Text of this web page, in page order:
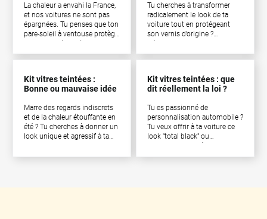
La chaleur a envahi la France,
et nos voitures ne sont pas
épargnées. Tu penses que ton
pare-soleil à ventouse protège
tes enfants à l'arrière ?
C'est(...)
Tu cherches à transformer
radicalement le look de ta
voiture tout en protégeant
son vernis d’origine ?
Découvre les nouveaux PPF
colorés de Variance A(...)
Kit vitres teintées :
Bonne ou mauvaise idée
Marre des regards indiscrets
et de la chaleur étouffante en
été ? Tu cherches à donner un
look unique et agressif à ta
teintée(...)
Kit vitres teintées : que
dit réellement la loi ?
Tu es passionné de
personnalisation automobile ?
Tu veux offrir à ta voiture ce
look "total black" ou
habitacle des regards in(...)